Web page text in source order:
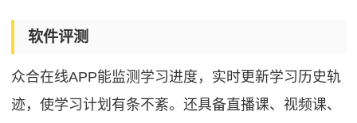
软件评测
众合在线APP能监测学习进度，实时更新学习历史轨
迹，使学习计划有条不紊。还具备直播课、视频课、